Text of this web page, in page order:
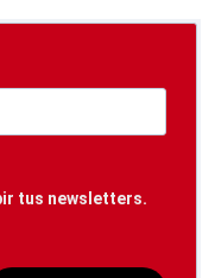
tus newsletters.